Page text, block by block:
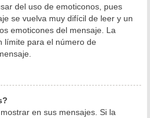
del uso de emoticonos, pues
se vuelva muy difícil de leer y un
emoticones del mensaje. La
límite para el número de
en sus mensajes. Si la